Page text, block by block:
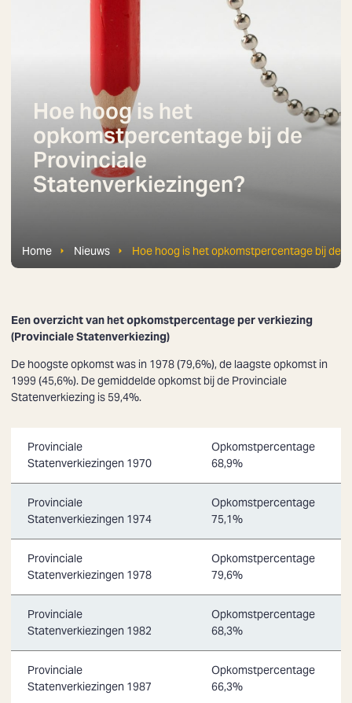
Hoe hoog is het
opkomstpercentage bij de
Provinciale
Statenverkiezingen?
Home Nieuws Hoe hoog is het opkomstpercentage bij de
Een overzicht van het opkomstpercentage per verkiezing
(Provinciale Statenverkiezing)
De hoogste opkomst was in 1978 (79,6%), de laagste opkomst in
1999 (45,6%). De gemiddelde opkomst bij de Provinciale
Statenverkiezing is 59,4%.
Provinciale
Statenverkiezingen 1970
Opkomstpercentage
68,9%
Provinciale
Statenverkiezingen 1974
Opkomstpercentage
75,1%
Provinciale
Statenverkiezingen 1978
Opkomstpercentage
79,6%
Provinciale
Statenverkiezingen 1982
Opkomstpercentage
68,3%
Provinciale
Statenverkiezingen 1987
Opkomstpercentage
66,3%